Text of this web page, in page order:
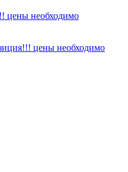
цены необходимо
цены необходимо